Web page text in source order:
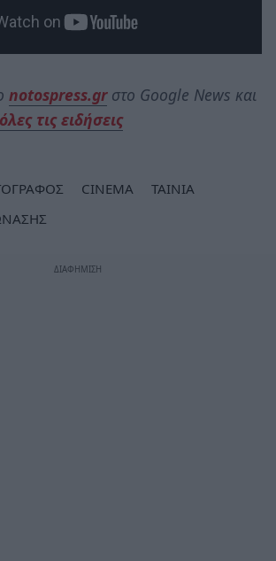
notospress.grστο Google News και
όλες τις ειδήσεις
CINEMA
ΤΑΙΝΙΑ